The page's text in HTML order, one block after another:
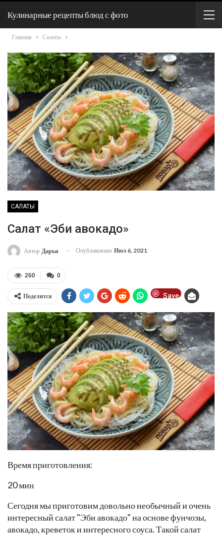
Кулинарные рецепты блюд с фото
Главная Салаты
САЛАТЫ
Салат «Эби авокадо»
Автор Дарья Опубликовано Июл 6, 2021
0
260
Поделится Save
Время приготовления:
20 мин
Сегодня мы приготовим довольно необычный и очень
интересный салат "Эби авокадо" на основе фунчозы,
авокадо, креветок и интересного соуса. Такой салат